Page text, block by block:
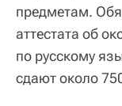
предметам.
аттестата об
по русскому
сдают около